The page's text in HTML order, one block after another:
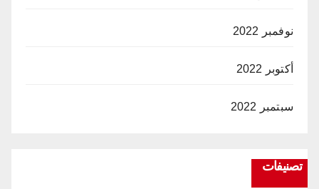
نوفمبر 2022
أكتوبر 2022
سبتمبر 2022
تصنيفات